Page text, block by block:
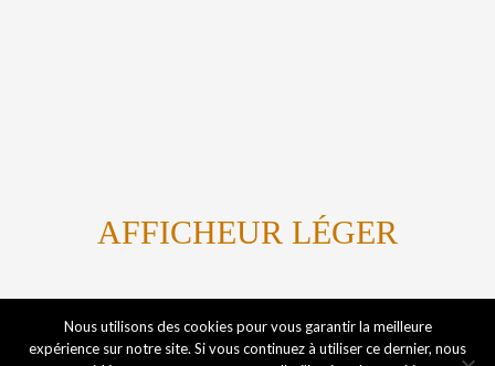
AFFICHEUR LÉGER
Nous utilisons des cookies pour vous garantir la meilleure
expérience sur notre site. Si vous continuez à utiliser ce dernier, nous